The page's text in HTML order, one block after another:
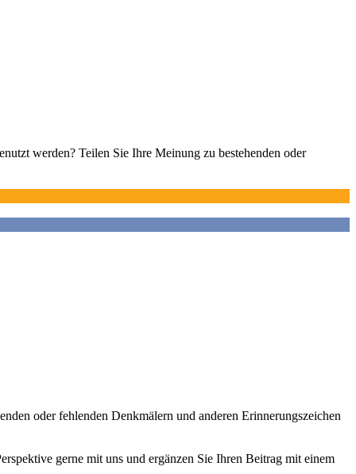
werden? Teilen Sie Ihre Meinung zu bestehenden oder
oder fehlenden Denkmälern und anderen Erinnerungszeichen
gerne mit uns und ergänzen Sie Ihren Beitrag mit einem